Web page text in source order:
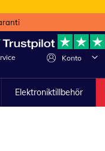
Konto
Elektroniktillbehör